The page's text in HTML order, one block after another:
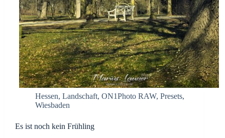
Hessen, Landschaft, ON1Photo RAW, Presets,
Wiesbaden
Es ist noch kein Frühling